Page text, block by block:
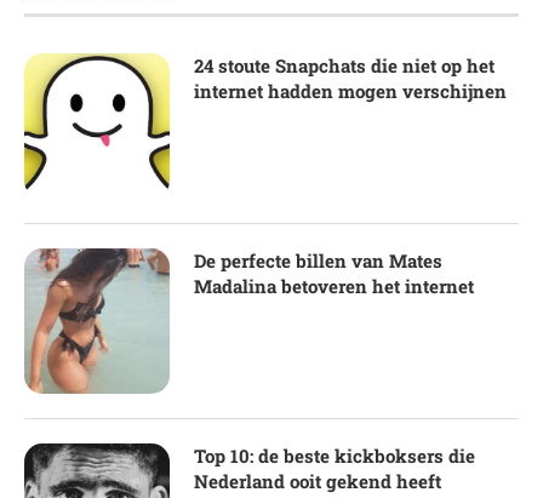
24 stoute Snapchats die niet op het
internet hadden mogen verschijnen
De perfecte billen van Mates
Madalina betoveren het internet
Top 10: de beste kickboksers die
Nederland ooit gekend heeft